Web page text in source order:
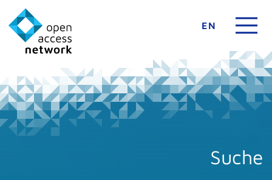
EN
Suche